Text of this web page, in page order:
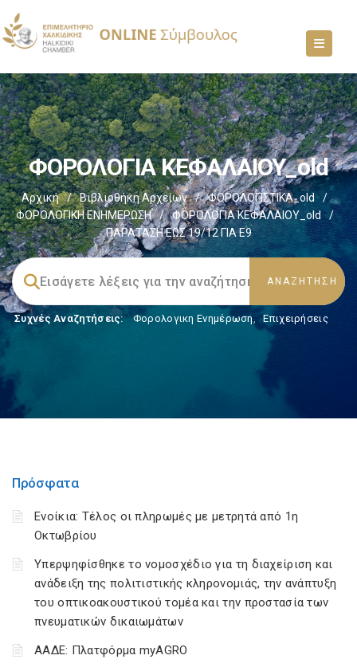
ΦΟΡΟΛΟΓΙΑ ΚΕΦΑΛΑΙΟΥ_old
Αρχική / Βιβλιοθήκη Αρχείων / ΦΟΡΟΛΟΓΙΣΤΙΚΑ_old
/
ΦΟΡΟΛΟΓΙΚΗ ΕΝΗΜΕΡΩΣΗ
/ ΦΟΡΟΛΟΓΙΑ ΚΕΦΑΛΑΙΟΥ_old
/
ΠΑΡΑΤΑΣΗ ΕΩΣ 19/12 ΓΙΑ Ε9
Συχνές Αναζητήσεις: Φορολογικη Ενημέρωση, Επιχειρήσεις
Πρόσφατα
Ενοίκια: Τέλος οι πληρωμές με μετρητά από 1η
Οκτωβρίου
Υπερψηφίσθηκε το νομοσχέδιο για τη διαχείριση και
ανάδειξη της πολιτιστικής κληρονομιάς, την ανάπτυξη
του οπτικοακουστικού τομέα και την προστασία των
πνευματικών δικαιωμάτων
ΑΑΔΕ: Πλατφόρμα myAGRO